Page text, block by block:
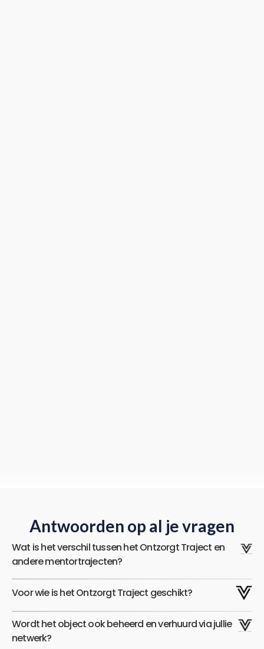
Antwoorden op al je vragen
Wat is het verschil tussen het Ontzorgt Traject en
andere mentortrajecten?
Bij het Ontzorgt Traject zoeken wij een object voor
jou op basis van jouw wensen, je hoeft zelf geen
actief zoekproces te doen.
Voor wie is het Ontzorgt Traject geschikt?
Voor mensen met vermogen die willen investeren
zonder actief betrokken te zijn bij de zoektocht.
Wordt het object ook beheerd en verhuurd via jullie
netwerk?